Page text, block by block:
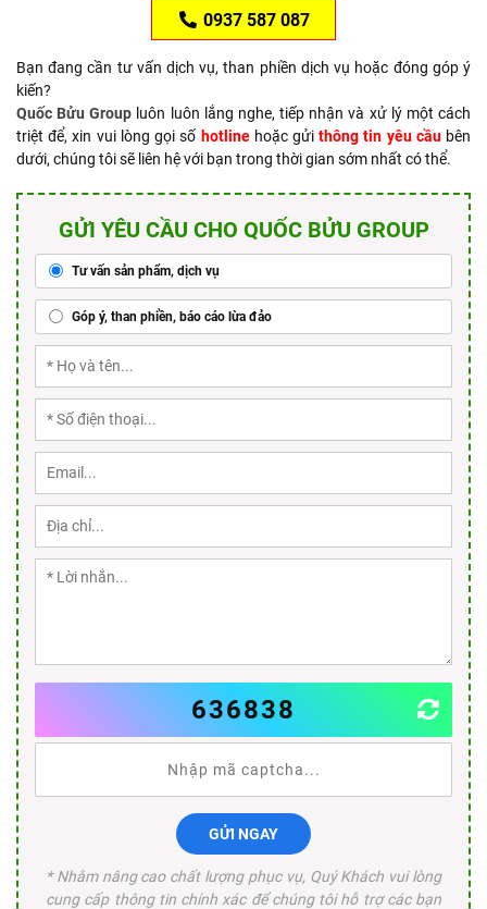
0937 587 087
Bạn đang cần tư vấn dịch vụ, than phiền dịch vụ hoặc đóng góp ý
kiến?
Quốc Bửu Group luôn luôn lắng nghe, tiếp nhận và xử lý một cách
triệt để, xin vui lòng gọi số hotlinehoặc gửithông tin yêu cầubên
dưới, chúng tôi sẽ liên hệ với bạn trong thời gian sớm nhất có thể.
GỬI YÊU CẦU CHO QUỐC BỬU GROUP
Tư vấn sản phẩm, dịch vụ
Góp ý, than phiền, báo cáo lừa đảo
636838
GỬI NGAY
* Nhằm nâng cao chất lượng phục vụ, Quý Khách vui lòng
cung cấp thông tin chính xác để chúng tôi hỗ trợ các bạn